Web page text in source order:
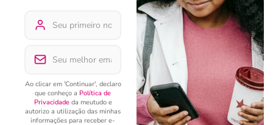
Ao clicar em 'Continuar', declaro
que conheço a Política de
Privacidadeda meutudo e
autorizo a utilização das minhas
informações para receber e-